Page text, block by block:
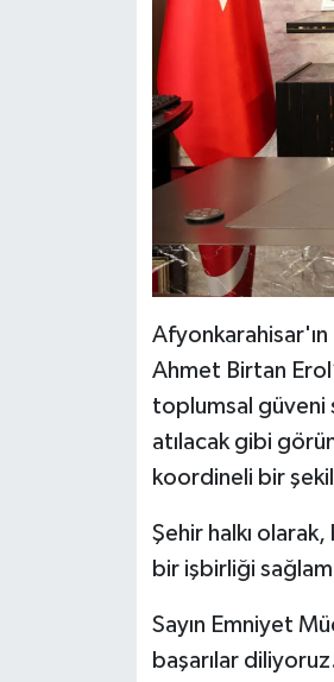
Ahmet Birtan
toplumsal güveni
atılacak gibi
koordineli bir
Şehir halkı
bir işbirliği
Sayın Emniyet
başarılar